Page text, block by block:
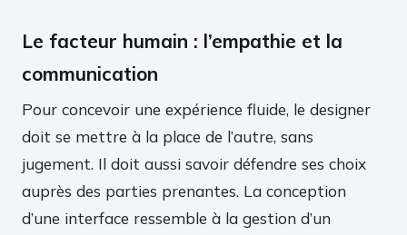
Le facteur humain : l’empathie et la
communication
Pour concevoir une expérience fluide, le designer
doit se mettre à la place de l’autre, sans
jugement. Il doit aussi savoir défendre ses choix
auprès des parties prenantes. La conception
d’une interface ressemble à la gestion d’un